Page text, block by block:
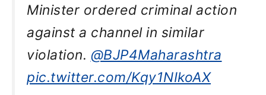
Minister ordered criminal action
against a channel in similar
violation. @BJP4Maharashtra
pic.twitter.com/Kqy1NIkoAX